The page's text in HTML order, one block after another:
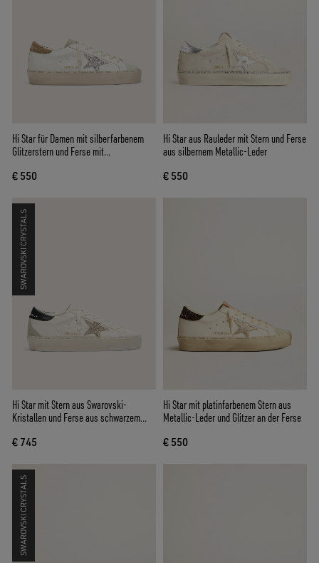
Hi Star für Damen mit silberfarbenem
Glitzerstern und Ferse mit
€ 550
Hi Star aus Rauleder mit Stern und Ferse
aus silbernem Metallic-Leder
€ 550
SWAROVSKI CRYSTALS
Hi Star mit Stern aus Swarovski-
Kristallen und Ferse aus schwarzem
€ 745
Hi Star mit platinfarbenem Stern aus
Metallic-Leder und Glitzer an der Ferse
€ 550
SWAROVSKI CRYSTALS